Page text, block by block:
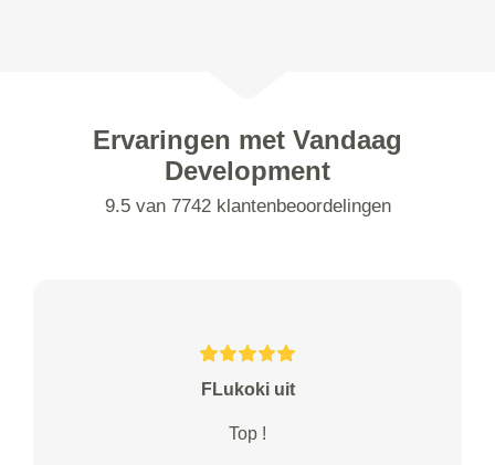
Ervaringen met Vandaag
Development
9.5 van 7742 klantenbeoordelingen
FLukoki uit
Top !